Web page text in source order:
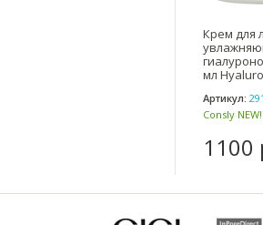
Крем для
мл
Артикул:
Consly
1100